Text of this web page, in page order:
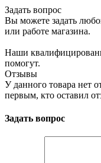
Задать вопрос
Вы можете задать
или работе магазина.
Наши
помогут.
Отзывы
У данного товара нет
первым, кто оставил
Задать вопрос